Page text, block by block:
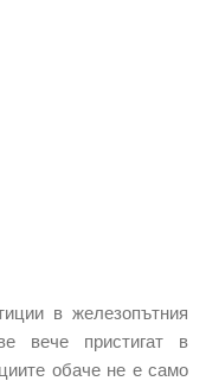
в железопътния
вече пристигат в
обаче не е само